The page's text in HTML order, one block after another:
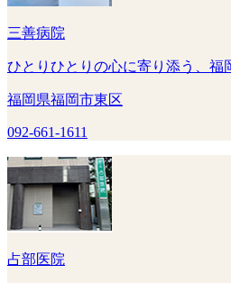
三善病院
ひとりひとりの心に寄り添う、福
福岡県福岡市東区
092-661-1611
占部医院